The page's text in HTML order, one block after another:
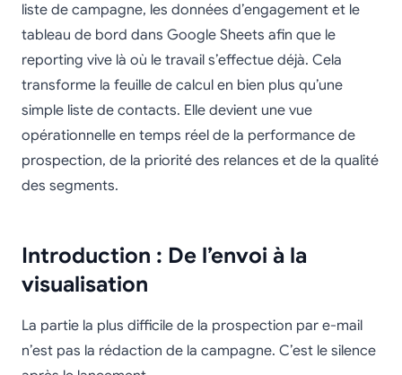
liste de campagne, les données d’engagement et le
tableau de bord dans Google Sheets afin que le
reporting vive là où le travail s’effectue déjà. Cela
transforme la feuille de calcul en bien plus qu’une
simple liste de contacts. Elle devient une vue
opérationnelle en temps réel de la performance de
prospection, de la priorité des relances et de la qualité
des segments.
Introduction : De l’envoi à la
visualisation
La partie la plus difficile de la prospection par e-mail
n’est pas la rédaction de la campagne. C’est le silence